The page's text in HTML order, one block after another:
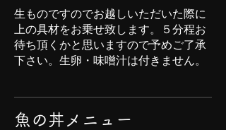
生ものですのでお越しいただいた際に
上の具材をお乗せ致します。５分程お
待ち頂くかと思いますので予めご了承
下さい。生卵・味噌汁は付きません。
魚の丼メニュー